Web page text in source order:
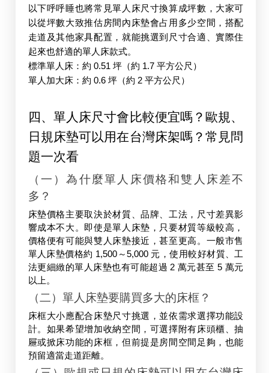
以下呼呼睡也將常見單人床尺寸換算成坪數，大家可
以從坪數大致推估房間內床墊會占用多少空間，搭配
走道及其他家具配置，就能挑選到尺寸合適、實際住
起來也舒適的單人床款式。
標準單人床：約 0.51 坪（約 1.7 平方公尺）
單人加大床：約 0.6 坪（約 2 平方公尺）
四、單人床尺寸會比較便宜嗎？歐規、
日規床墊可以用在台灣床架嗎？常見問
題一次看
（一）為什麼單人床價格和雙人床差不
多？
床墊價格主要取決於材質、品牌、工法，尺寸差異影
響成本不大。即使是單人床墊，只要材質等級較高，
價格便有可能與雙人床墊接近，甚至更高。一般市售
單人床墊價格約 1,500～5,000 元，使用較好材質、工
法更細緻的單人床墊也有可能超過 2 萬元甚至 5 萬元
以上。
（二）單人床墊要購買多大的床框？
床框大小應配合床墊尺寸挑選，並依需求選擇功能設
計。如果希望增加收納空間，可選擇附有床頭櫃、抽
屜或掀床功能的床框，但前提是房間空間足夠，也能
預留適當走道距離。